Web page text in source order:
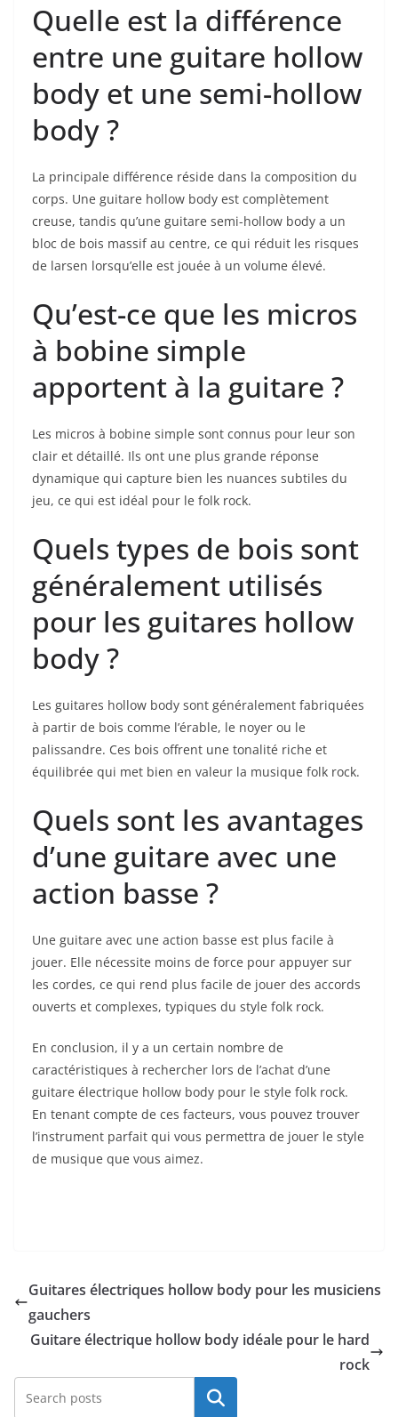
Quelle est la différence
entre une guitare hollow
body et une semi-hollow
body ?
La principale​ différence réside dans la composition⁢ du
corps. Une guitare hollow body est complètement
creuse, tandis ​qu’une guitare semi-hollow body a un
bloc de bois massif au centre, ce qui réduit les risques
de larsen lorsqu’elle est jouée à un volume élevé.
Qu’est-ce que les micros
à bobine simple
apportent à ⁣la guitare ?
Les micros à bobine simple sont connus pour leur son
clair et détaillé. Ils ont une plus grande réponse
dynamique qui capture bien ⁤les nuances subtiles du
jeu, ce qui est idéal pour le folk ⁤rock.
Quels types de bois sont
généralement utilisés
pour les guitares hollow
body ?
Les guitares hollow body sont ⁤généralement fabriquées
à partir de bois ‌comme l’érable, le noyer ou le
palissandre. Ces bois ⁢offrent une tonalité riche et
équilibrée qui met bien en valeur la musique folk rock.
Quels sont les avantages
d’une guitare avec une ​
action basse ?
Une guitare avec une action basse est ⁤plus facile à
jouer. Elle nécessite moins de force pour appuyer sur
les cordes, ce qui ‍rend plus facile de jouer des accords
ouverts et complexes, typiques du style folk rock.
En conclusion, il y a⁣ un certain nombre⁤ de
caractéristiques à rechercher lors de l’achat ⁤d’une
guitare électrique hollow‍ body pour le ‌style folk rock.
En tenant ‍compte de ces ​facteurs, vous pouvez trouver
l’instrument parfait qui vous permettra de jouer le style
de​ musique que vous aimez.
Guitares électriques hollow body pour les musiciens
gauchers
Guitare électrique hollow body idéale pour le hard
rock
Rechercher